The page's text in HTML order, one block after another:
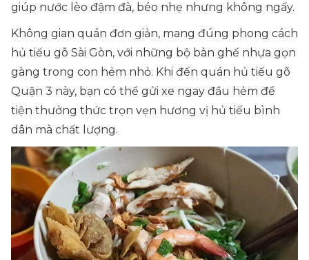
giúp nước lèo đậm đà, béo nhẹ nhưng không ngấy.
Không gian quán đơn giản, mang đúng phong cách
hủ tiếu gõ Sài Gòn, với những bộ bàn ghế nhựa gọn
gàng trong con hẻm nhỏ. Khi đến quán hủ tiếu gõ
Quận 3 này, bạn có thể gửi xe ngay đầu hẻm để
tiện thưởng thức trọn vẹn hương vị hủ tiếu bình
dân mà chất lượng.